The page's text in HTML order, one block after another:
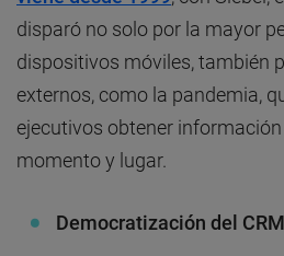
disparó no solo por la mayor
dispositivos móviles, también
externos, como la pandemia,
ejecutivos obtener
momento y lugar.
Democratización del CRM